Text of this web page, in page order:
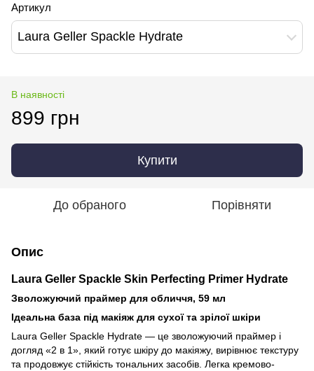
Артикул
Laura Geller Spackle Hydrate
В наявності
899 грн
Купити
До обраного Порівняти
Опис
Laura Geller Spackle Skin Perfecting Primer Hydrate
Зволожуючий праймер для обличчя, 59 мл
Ідеальна база під макіяж для сухої та зрілої шкіри
Laura Geller Spackle Hydrate — це зволожуючий праймер і
догляд «2 в 1», який готує шкіру до макіяжу, вирівнює текстуру
та продовжує стійкість тональних засобів. Легка кремово-